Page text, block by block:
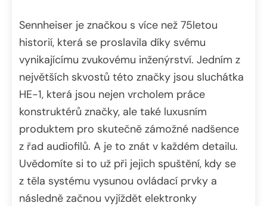
Sennheiser je značkou s více než 75letou
historií, která se proslavila díky svému
vynikajícímu zvukovému inženýrství. Jedním z
největších skvostů této značky jsou sluchátka
HE-1, která jsou nejen vrcholem práce
konstruktérů značky, ale také luxusním
produktem pro skutečně zámožné nadšence
z řad audiofilů. A je to znát v každém detailu.
Uvědomíte si to už při jejich spuštění, kdy se
z těla systému vysunou ovládací prvky a
následně začnou vyjíždět elektronky